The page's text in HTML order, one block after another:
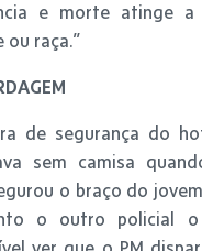
e morte atinge
ou raça.”
de segurança do
sem camisa
o braço do
o outro policial o